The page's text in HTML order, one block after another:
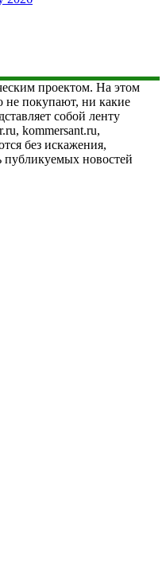
проектом. На этом
не покупают, ни какие
собой ленту
kommersant.ru,
без искажения,
публикуемых новостей